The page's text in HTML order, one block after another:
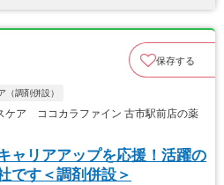
保存する
（調剤併設）
ケア ココカラファイン 古市駅前店の薬
ャリアアップを応援！活躍の
です＜調剤併設＞